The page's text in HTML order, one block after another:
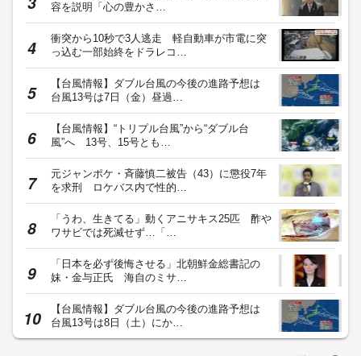
容を説明「心の豊かさ…
衝突から10秒で3人逃走 軽自動車が市電に突
っ込む一部始終をドラレコ…
【台風情報】ダブル台風の今後の進路予想は
台風13号は7日（金）昼過…
【台風情報】“トリプル台風”から“ダブル台
風”へ 13号、15号とも…
元ジャンポケ・斉藤慎二被告（43）に懲役7年
を求刑 ロケバス内で性的…
「うわ、生きてる」動くアニサキス25匹 酢や
ワサビでは死滅せず…「…
「日本を必ず後悔させる」北朝鮮金総書記の
妹・金与正氏 海自のミサ…
【台風情報】ダブル台風の今後の進路予想は
台風13号は8日（土）にか…